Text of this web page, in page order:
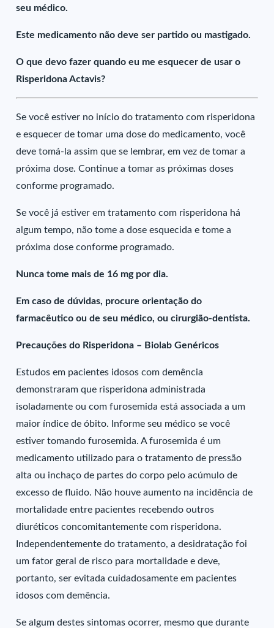
seu médico.
Este medicamento não deve ser partido ou mastigado.
O que devo fazer quando eu me esquecer de usar o
Risperidona Actavis?
Se você estiver no início do tratamento com risperidona
e esquecer de tomar uma dose do medicamento, você
deve tomá-la assim que se lembrar, em vez de tomar a
próxima dose. Continue a tomar as próximas doses
conforme programado.
Se você já estiver em tratamento com risperidona há
algum tempo, não tome a dose esquecida e tome a
próxima dose conforme programado.
Nunca tome mais de 16 mg por dia.
Em caso de dúvidas, procure orientação do
farmacêutico ou de seu médico, ou cirurgião-dentista.
Precauções do Risperidona – Biolab Genéricos
Estudos em pacientes idosos com demência
demonstraram que risperidona administrada
isoladamente ou com furosemida está associada a um
maior índice de óbito. Informe seu médico se você
estiver tomando furosemida. A furosemida é um
medicamento utilizado para o tratamento de pressão
alta ou inchaço de partes do corpo pelo acúmulo de
excesso de fluido. Não houve aumento na incidência de
mortalidade entre pacientes recebendo outros
diuréticos concomitantemente com risperidona.
Independentemente do tratamento, a desidratação foi
um fator geral de risco para mortalidade e deve,
portanto, ser evitada cuidadosamente em pacientes
idosos com demência.
Se algum destes sintomas ocorrer, mesmo que durante